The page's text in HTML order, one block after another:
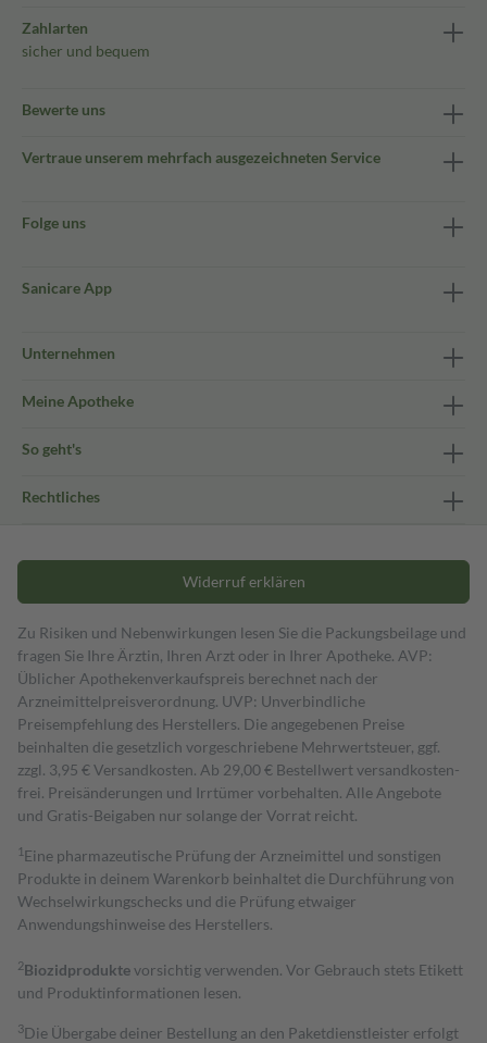
Zahlarten
sicher und bequem
Bewerte uns
Vertraue unserem mehrfach ausgezeichneten Service
Folge uns
Sanicare App
Unternehmen
Meine Apotheke
So geht's
Rechtliches
Widerruf erklären
Zu Risiken und Nebenwirkungen lesen Sie die Packungsbeilage und
fragen Sie Ihre Ärztin, Ihren Arzt oder in Ihrer Apotheke. AVP:
Üblicher Apothekenverkaufspreis berechnet nach der
Arzneimittelpreisverordnung. UVP: Unverbindliche
Preisempfehlung des Herstellers. Die angegebenen Preise
beinhalten die gesetzlich vorgeschriebene Mehrwertsteuer, ggf.
zzgl. 3,95 € Versandkosten. Ab 29,00 € Bestell­wert versand­kosten­
frei. Preisänderungen und Irrtümer vorbehalten. Alle Angebote
und Gratis-Beigaben nur solange der Vorrat reicht.
1 Eine pharmazeutische Prüfung der Arzneimittel und sonstigen
Produkte in deinem Warenkorb beinhaltet die Durchführung von
Wechselwirkungschecks und die Prüfung etwaiger
Anwendungshinweise des Herstellers.
2Biozidproduktevorsichtig verwenden. Vor Gebrauch stets Etikett
und Produktinformationen lesen.
3Die Übergabe deiner Bestellung an den Paketdienstleister erfolgt